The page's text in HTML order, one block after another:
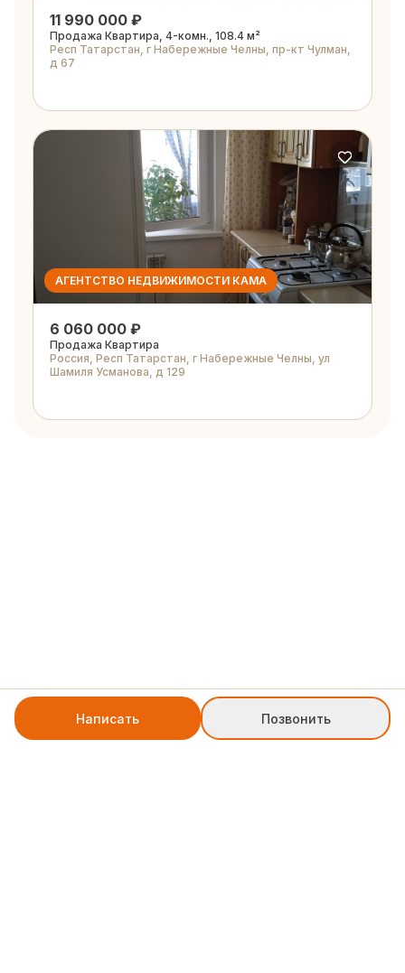
Написать Позвонить
11 990 000 ₽
Продажа Квартира, 4-комн., 108.4 м²
Респ Татарстан, г Набережные Челны, пр-кт Чулман,
д 67
АГЕНТСТВО НЕДВИЖИМОСТИ КАМА
6 060 000 ₽
Продажа Квартира
Россия, Респ Татарстан, г Набережные Челны, ул
Шамиля Усманова, д 129